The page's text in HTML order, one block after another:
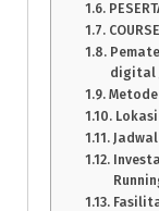
digital